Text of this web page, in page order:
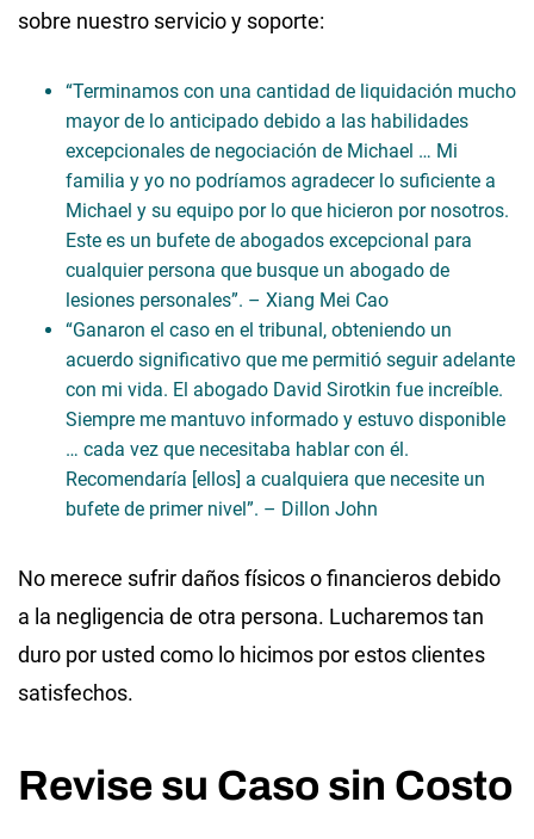
sobre nuestro servicio y soporte:
“Terminamos con una cantidad de liquidación mucho
mayor de lo anticipado debido a las habilidades
excepcionales de negociación de Michael … Mi
familia y yo no podríamos agradecer lo suficiente a
Michael y su equipo por lo que hicieron por nosotros.
Este es un bufete de abogados excepcional para
cualquier persona que busque un abogado de
lesiones personales”. – Xiang Mei Cao
“Ganaron el caso en el tribunal, obteniendo un
acuerdo significativo que me permitió seguir adelante
con mi vida. El abogado David Sirotkin fue increíble.
Siempre me mantuvo informado y estuvo disponible
… cada vez que necesitaba hablar con él.
Recomendaría [ellos] a cualquiera que necesite un
bufete de primer nivel”. – Dillon John
No merece sufrir daños físicos o financieros debido
a la negligencia de otra persona. Lucharemos tan
duro por usted como lo hicimos por estos clientes
satisfechos.
Revise su Caso sin Costo